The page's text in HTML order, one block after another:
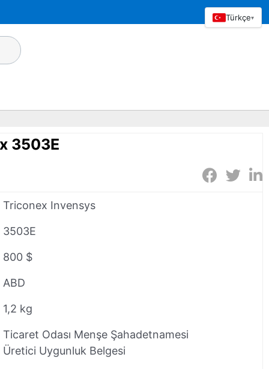
3503E
Triconex Invensys
3503E
800 $
ABD
1,2 kg
Ticaret Odası Menşe Şahadetnamesi
Üretici Uygunluk Belgesi
Türkçe▾